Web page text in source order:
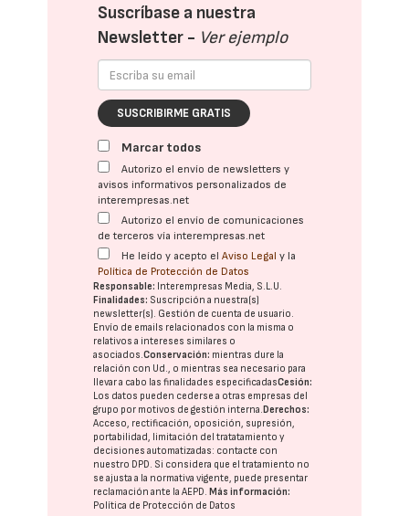
Suscríbase a nuestra
Newsletter - Ver ejemplo
SUSCRIBIRME GRATIS
Marcar todos
Autorizo el envío de newsletters y
avisos informativos personalizados de
interempresas.net
Autorizo el envío de comunicaciones
de terceros vía interempresas.net
He leído y acepto elAviso Legal y la
Política de Protección de Datos
Responsable: Interempresas Media, S.L.U.
Finalidades: Suscripción a nuestra(s)
newsletter(s). Gestión de cuenta de usuario.
Envío de emails relacionados con la misma o
relativos a intereses similares o
asociados.Conservación: mientras dure la
relación con Ud., o mientras sea necesario para
llevar a cabo las finalidades especificadasCesión:
Los datos pueden cederse a otras empresas del
grupo por motivos de gestión interna. Derechos:
Acceso, rectificación, oposición, supresión,
portabilidad, limitación del tratatamiento y
decisiones automatizadas: contacte con
nuestro DPD. Si considera que el tratamiento no
se ajusta a la normativa vigente, puede presentar
reclamación ante laAEPD. Más información:
Política de Protección de Datos